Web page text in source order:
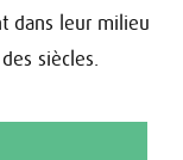
dans leur milieu
siècles.